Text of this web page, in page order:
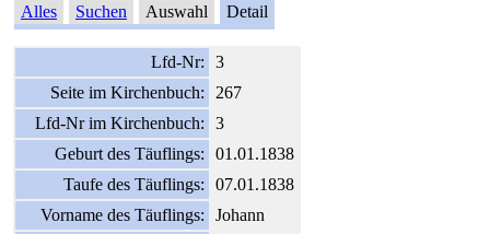
Alles Suchen Auswahl Detail
Lfd-Nr:
3
Seite im Kirchenbuch:
267
Lfd-Nr im Kirchenbuch:
3
Geburt des Täuflings:
01.01.1838
Taufe des Täuflings:
07.01.1838
Vorname des Täuflings:
Johann